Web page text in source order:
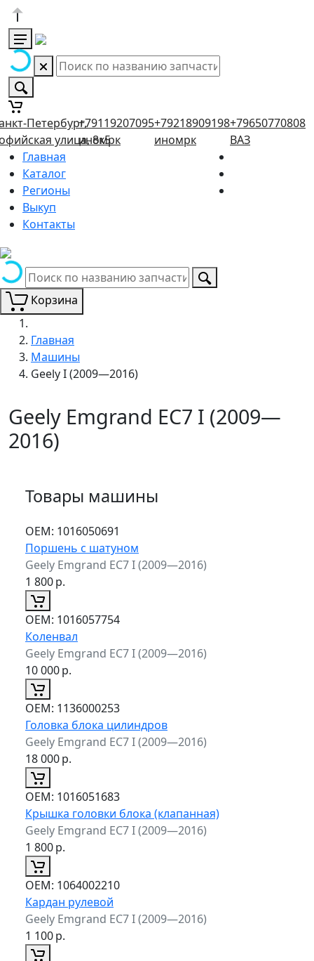
Петербург,
улица, 8к5
+79119207095
иномрк
+79218909198
иномрк
+79650770808
ВАЗ
Главная
Каталог
Регионы
Выкуп
Контакты
Корзина
Главная
Машины
Geely I (2009—2016)
Geely Emgrand EC7 I (2009—
2016)
Товары машины
ОЕМ: 1016050691
Поршень с шатуном
Geely Emgrand EC7 I (2009—2016)
1 800р.
ОЕМ: 1016057754
Коленвал
Geely Emgrand EC7 I (2009—2016)
10 000р.
ОЕМ: 1136000253
Головка блока цилиндров
Geely Emgrand EC7 I (2009—2016)
18 000р.
ОЕМ: 1016051683
Крышка головки блока (клапанная)
Geely Emgrand EC7 I (2009—2016)
1 800р.
ОЕМ: 1064002210
Кардан рулевой
Geely Emgrand EC7 I (2009—2016)
1 100р.